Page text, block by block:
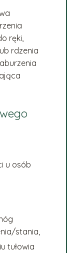
ręki,
rdzenia
u osób
stania,
tułowia